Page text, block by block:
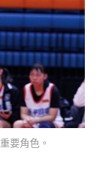
要角色。